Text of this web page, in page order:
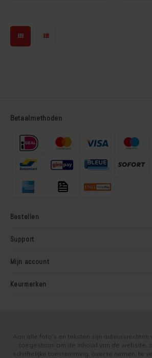
Betaalmethoden
Bestellen
Support
Mijn account
Keurmerken
Aan alle foto's en teksten zijn auteursrechten
toegestaan om de inhoud van de website,
schriftelijke toestemming, over te nemen, te